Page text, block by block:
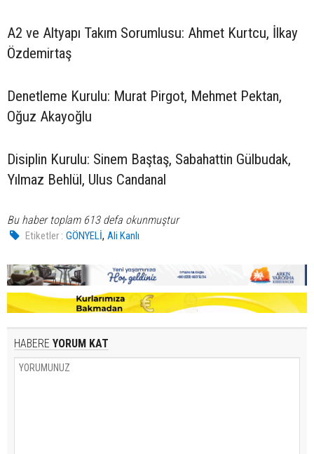
A2 ve Altyapı Takım Sorumlusu: Ahmet Kurtcu, İlkay
Özdemirtaş
Denetleme Kurulu: Murat Pirgot, Mehmet Pektan,
Oğuz Akayoğlu
Disiplin Kurulu: Sinem Baştaş, Sabahattin Gülbudak,
Yılmaz Behlül, Ulus Candanal
Bu haber toplam 613 defa okunmuştur
Etiketler : GÖNYELİ,Ali Kanlı
HABERE YORUM KAT